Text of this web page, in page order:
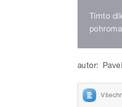
Tímto
autor: